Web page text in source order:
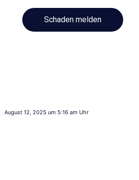
Schaden melden
August 12, 2025 um 5:16 am Uhr